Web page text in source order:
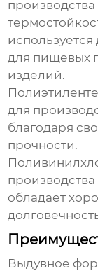
для пищевых
изделий.
для
благодаря
прочности.
обладает
Выдувное